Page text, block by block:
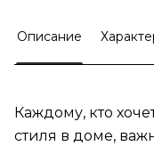
Описание
Каждому, кто
стиля в доме,